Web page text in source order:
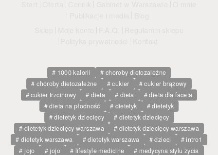
1000 kalorii
choroby dietozależne
choroby dietozależne
cukier
cukier brązowy
cukier trzcinowy
dieta dieta
dieta dla faceta
dieta na płodność
dietetyk
dietetyk
dietetyk dziecięcy
dietetyk dziecięcy
dietetyk dziecięcy warszawa
dietetyk dziecięcy warszawa
dietetyk warszawa
dietetyk warszawa dzieci
intro1
jojo
jojo lifestyle medicine medycyna stylu życia